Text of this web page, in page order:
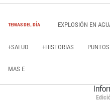
TEMAS DEL DÍA EXPLOSIÓN EN
+SALUD +HISTORIAS
MAS E